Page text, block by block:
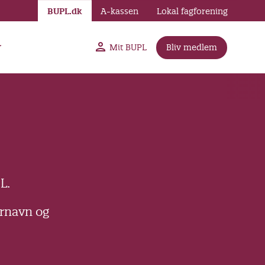
Mit BUPL Bliv medlem
BUPL.dk A-kassen Lokal fagforening
og